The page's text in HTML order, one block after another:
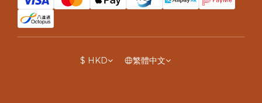
$ HKD 繁體中文